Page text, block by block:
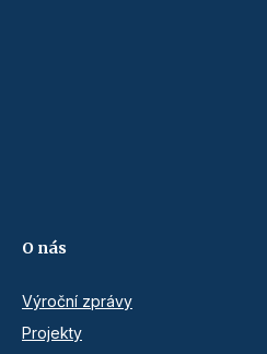
O nás
Výroční zprávy
Projekty